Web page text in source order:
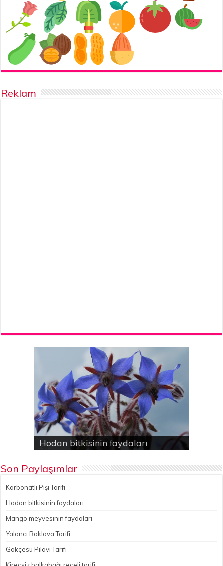
Reklam
Karbonatlı Pişi Tarifi
Hodan bitkisinin faydaları
Yalancı Baklava Tarifi
Gökçesu Pilavı Tarifi
Nohutlu kereviz yemeği
Son Paylaşımlar
Karbonatlı Pişi Tarifi
Hodan bitkisinin faydaları
Mango meyvesinin faydaları
Yalancı Baklava Tarifi
Gökçesu Pilavı Tarifi